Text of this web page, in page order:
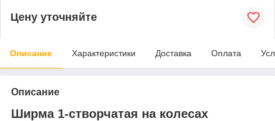
Цену уточняйте
Описание Характеристики Доставка Оплата
Описание
Ширма 1-створчатая на колесах